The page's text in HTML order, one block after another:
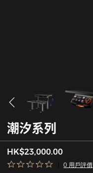
潮汐系列
HK$23,000.00
0 用戶評價